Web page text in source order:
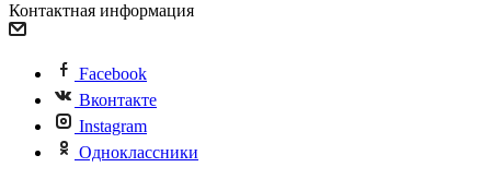
Контактная информация
Facebook
Вконтакте
Instagram
Одноклассники